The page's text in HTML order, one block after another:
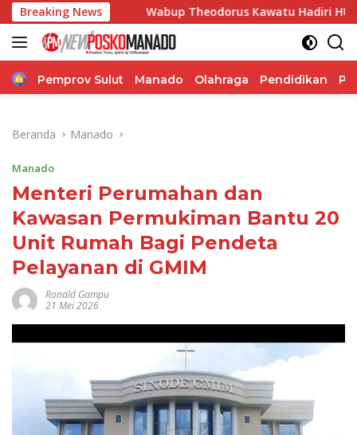
Langsung
ke
konten
Breaking News
Wabup Theodorus Kawatu Hadiri HUT ke-166 Desa
Home
Pemprov Sulut Manado Olahraga Pendidikan
Beranda Manado
Manado
Menteri Perumahan dan
Kawasan Permukiman Bantu 20
Unit Rumah Bagi Pendeta
Pelayanan di GMIM
Ronald Gampu
21 Mei 2026